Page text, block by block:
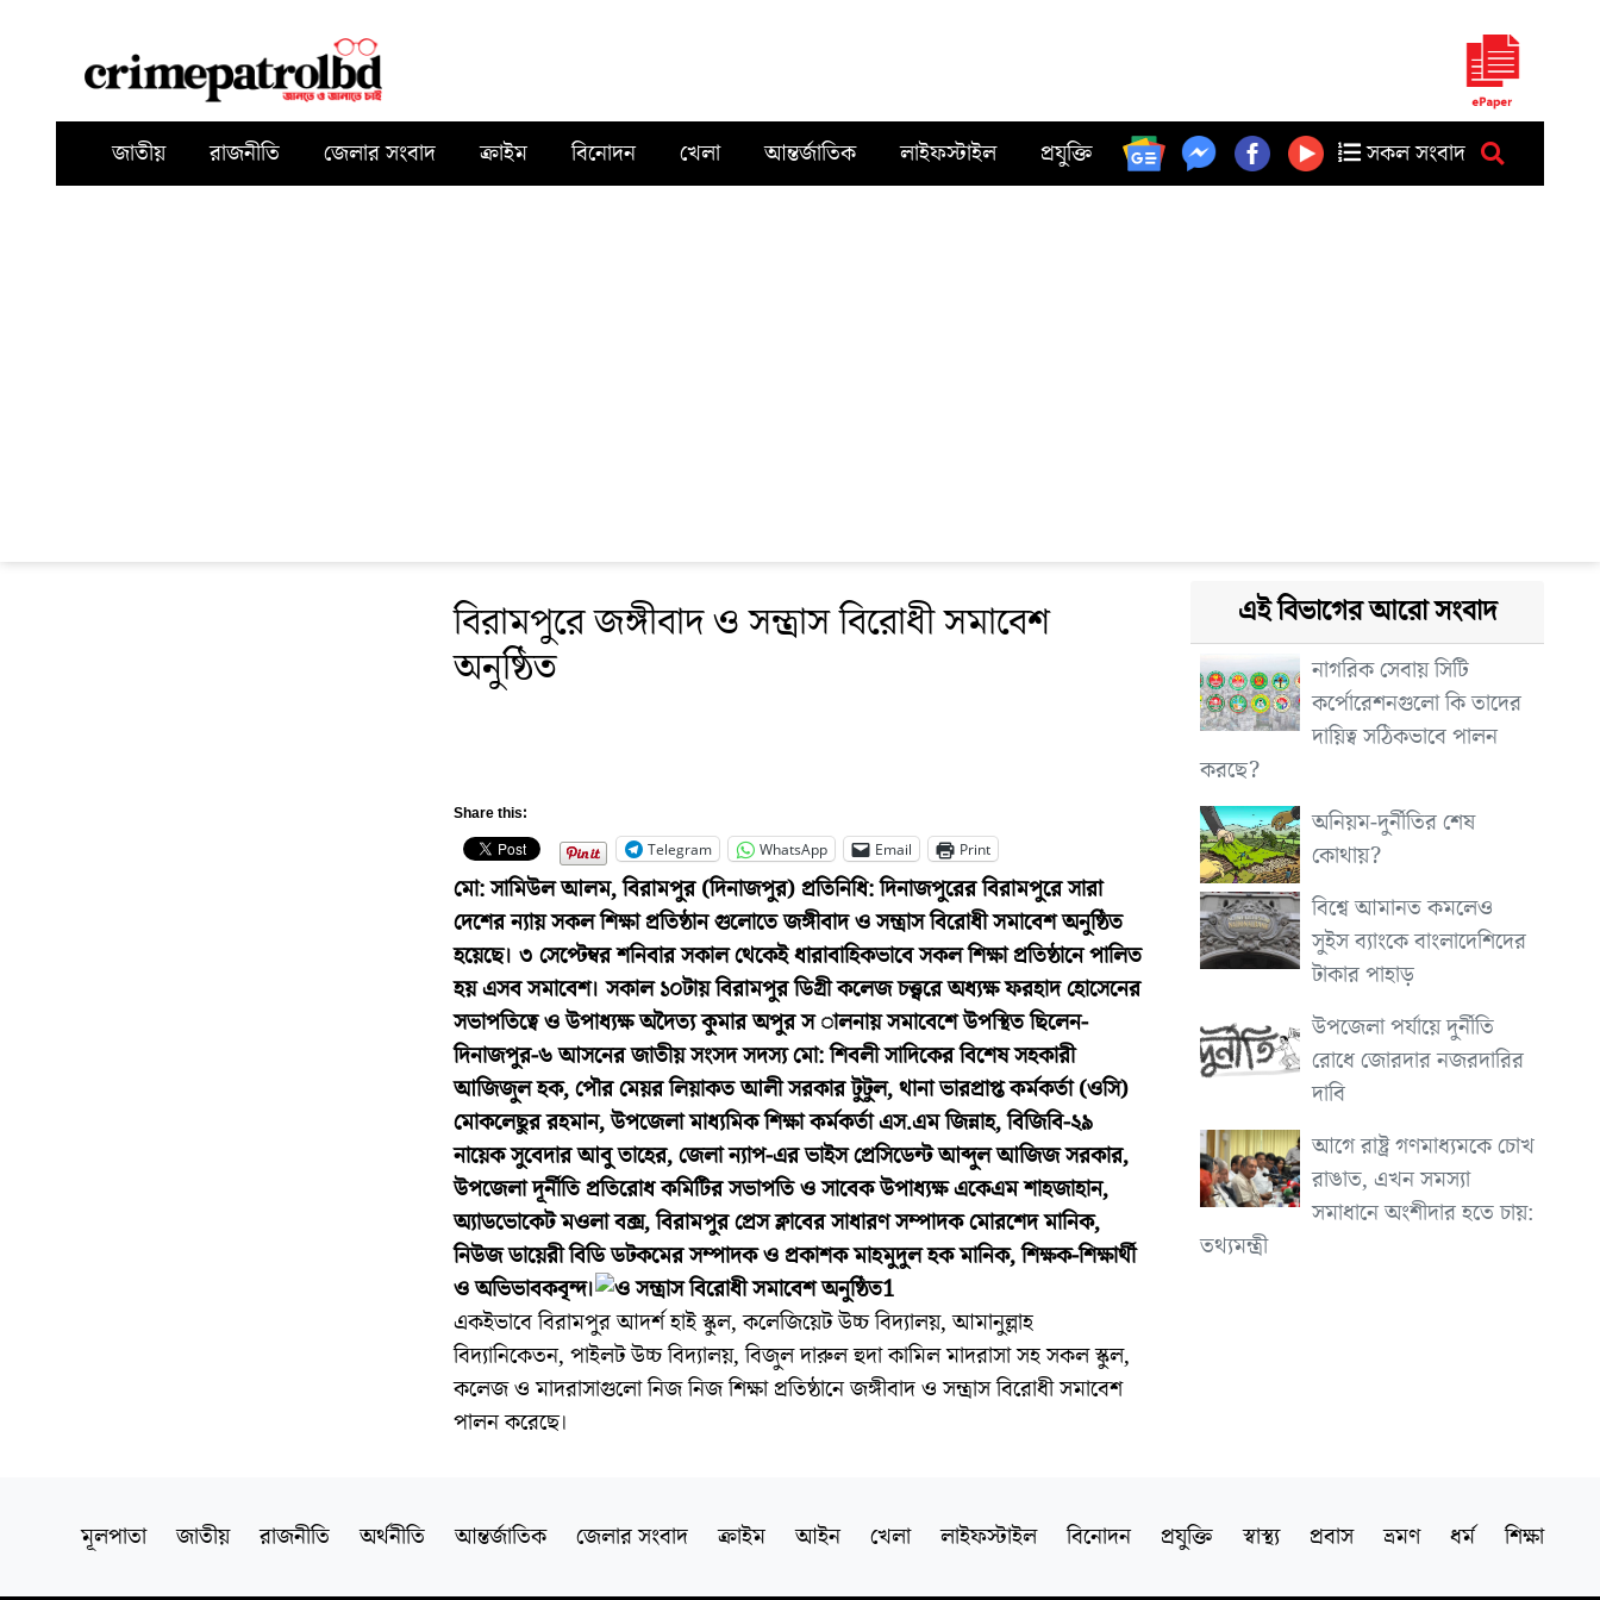
জাতীয় রাজনীতি জেলার সংবাদ ক্রাইম বিনোদন খেলা আন্তর্জাতিক লাইফস্টাইল প্রযুক্তি সকল সংবাদ
বিরামপুরে জঙ্গীবাদ ও সন্ত্রাস বিরোধী সমাবেশ
অনুষ্ঠিত
Share this:
Telegram
WhatsApp Email Print
মো: সামিউল আলম, বিরামপুর (দিনাজপুর) প্রতিনিধি: দিনাজপুরের বিরামপুরে সারা
দেশের ন্যায় সকল শিক্ষা প্রতিষ্ঠান গুলোতে জঙ্গীবাদ ও সন্ত্রাস বিরোধী সমাবেশ অনুষ্ঠিত
হয়েছে। ৩ সেপ্টেম্বর শনিবার সকাল থেকেই ধারাবাহিকভাবে সকল শিক্ষা প্রতিষ্ঠানে পালিত
হয় এসব সমাবেশ। সকাল ১০টায় বিরামপুর ডিগ্রী কলেজ চত্ত্বরে অধ্যক্ষ ফরহাদ হোসেনের
সভাপতিত্বে ও উপাধ্যক্ষ অদৈত্য কুমার অপুর স ালনায় সমাবেশে উপস্থিত ছিলেন-
দিনাজপুর-৬ আসনের জাতীয় সংসদ সদস্য মো: শিবলী সাদিকের বিশেষ সহকারী
আজিজুল হক, পৌর মেয়র লিয়াকত আলী সরকার টুটুল, থানা ভারপ্রাপ্ত কর্মকর্তা (ওসি)
মোকলেছুর রহমান, উপজেলা মাধ্যমিক শিক্ষা কর্মকর্তা এস.এম জিন্নাহ, বিজিবি-২৯
নায়েক সুবেদার আবু তাহের, জেলা ন্যাপ-এর ভাইস প্রেসিডেন্ট আব্দুল আজিজ সরকার,
উপজেলা দূর্নীতি প্রতিরোধ কমিটির সভাপতি ও সাবেক উপাধ্যক্ষ একেএম শাহজাহান,
অ্যাডভোকেট মওলা বক্স, বিরামপুর প্রেস ক্লাবের সাধারণ সম্পাদক মোরশেদ মানিক,
নিউজ ডায়েরী বিডি ডটকমের সম্পাদক ও প্রকাশক মাহমুদুল হক মানিক, শিক্ষক-শিক্ষার্থী
ও অভিভাবকবৃন্দ।
একইভাবে বিরামপুর আদর্শ হাই স্কুল, কলেজিয়েট উচ্চ বিদ্যালয়, আমানুল্লাহ
বিদ্যানিকেতন, পাইলট উচ্চ বিদ্যালয়, বিজুল দারুল হুদা কামিল মাদরাসা সহ সকল স্কুল,
কলেজ ও মাদরাসাগুলো নিজ নিজ শিক্ষা প্রতিষ্ঠানে জঙ্গীবাদ ও সন্ত্রাস বিরোধী সমাবেশ
পালন করেছে।
এই বিভাগের আরো সংবাদ
নাগরিক সেবায় সিটি
কর্পোরেশনগুলো কি তাদের
দায়িত্ব সঠিকভাবে পালন
করছে?
অনিয়ম-দুর্নীতির শেষ
কোথায়?
বিশ্বে আমানত কমলেও
সুইস ব্যাংকে বাংলাদেশিদের
টাকার পাহাড়
উপজেলা পর্যায়ে দুর্নীতি
রোধে জোরদার নজরদারির
দাবি
আগে রাষ্ট্র গণমাধ্যমকে চোখ
রাঙাত, এখন সমস্যা
সমাধানে অংশীদার হতে চায়:
তথ্যমন্ত্রী
মূলপাতা জাতীয় রাজনীতি অর্থনীতি আন্তর্জাতিক জেলার সংবাদ ক্রাইম আইন খেলা লাইফস্টাইল বিনোদন প্রযুক্তি স্বাস্থ্য প্রবাস ভ্রমণ ধর্ম শিক্ষা